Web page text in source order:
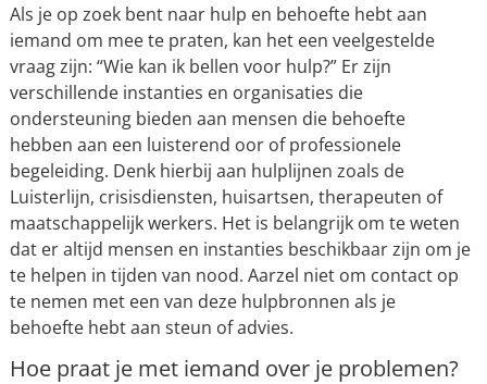
Als je op zoek bent naar hulp en behoefte hebt aan
iemand om mee te praten, kan het een veelgestelde
vraag zijn: “Wie kan ik bellen voor hulp?” Er zijn
verschillende instanties en organisaties die
ondersteuning bieden aan mensen die behoefte
hebben aan een luisterend oor of professionele
begeleiding. Denk hierbij aan hulplijnen zoals de
Luisterlijn, crisisdiensten, huisartsen, therapeuten of
maatschappelijk werkers. Het is belangrijk om te weten
dat er altijd mensen en instanties beschikbaar zijn om je
te helpen in tijden van nood. Aarzel niet om contact op
te nemen met een van deze hulpbronnen als je
behoefte hebt aan steun of advies.
Hoe praat je met iemand over je problemen?